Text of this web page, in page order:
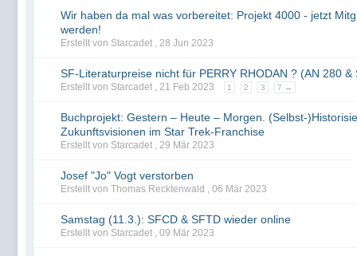
Wir haben da mal was vorbereitet: Projekt 4000 - jetzt
werden!
Erstellt von Starcadet , 28 Jun 2023
SF-Literaturpreise nicht für PERRY RHODAN ? (AN 280 &
Erstellt von Starcadet , 21 Feb 2023 1 2 3 7 →
Buchprojekt: Gestern – Heute – Morgen. (Selbst-
Zukunftsvisionen im Star Trek-Franchise
Erstellt von Starcadet , 29 Mär 2023
Josef "Jo" Vogt verstorben
Erstellt von Thomas Recktenwald , 06 Mär 2023
Samstag (11.3.): SFCD & SFTD wieder online
Erstellt von Starcadet , 09 Mär 2023